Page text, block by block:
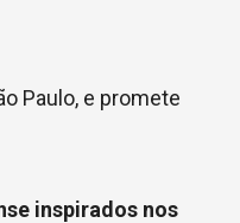
Paulo, e promete
inspirados nos